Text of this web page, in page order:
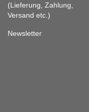
(Lieferung, Zahlung,
Versand etc.)
Newsletter